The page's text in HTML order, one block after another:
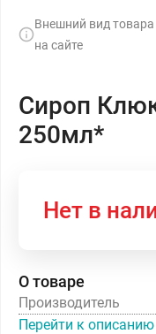
Внешний вид
на сайте
Сироп
250мл*
Нет в
О товаре
Производитель
Перейти к описанию